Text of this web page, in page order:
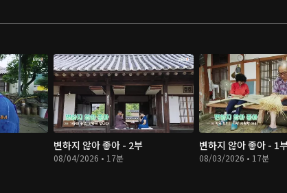
변하지 않아 좋아 - 2부
08/04/2026 • 17분
변하지 않아 좋아 - 1
08/03/2026 • 17분